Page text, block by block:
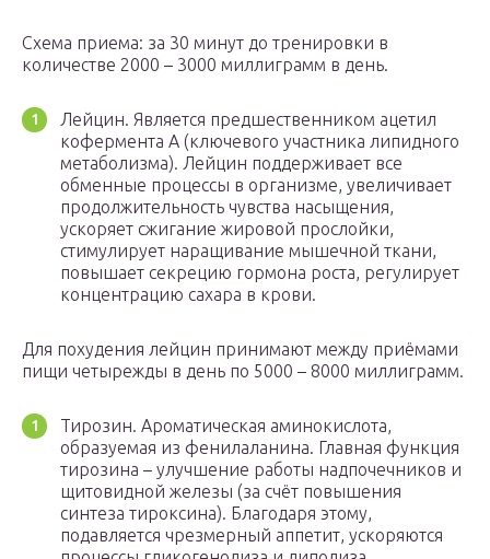
Схема приема: за 30 минут до тренировки в
количестве 2000 – 3000 миллиграмм в день.
Лейцин. Является предшественником ацетил
кофермента А (ключевого участника липидного
метаболизма). Лейцин поддерживает все
обменные процессы в организме, увеличивает
продолжительность чувства насыщения,
ускоряет сжигание жировой прослойки,
стимулирует наращивание мышечной ткани,
повышает секрецию гормона роста, регулирует
концентрацию сахара в крови.
Для похудения лейцин принимают между приёмами
пищи четырежды в день по 5000 – 8000 миллиграмм.
Тирозин. Ароматическая аминокислота,
образуемая из фенилаланина. Главная функция
тирозина – улучшение работы надпочечников и
щитовидной железы (за счёт повышения
синтеза тироксина). Благодаря этому,
подавляется чрезмерный аппетит, ускоряются